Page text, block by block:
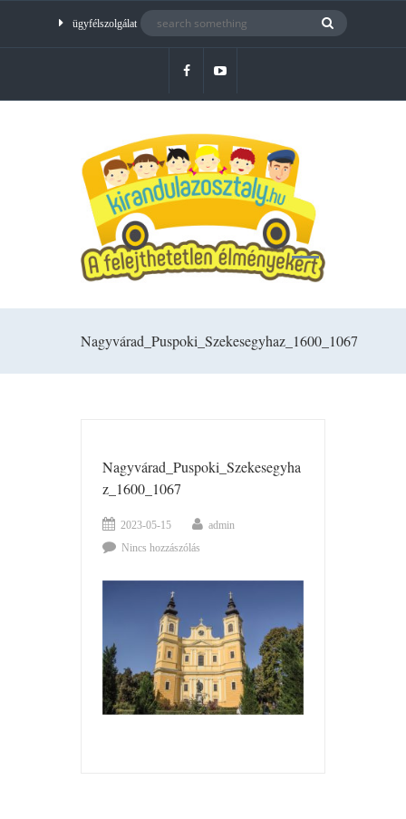
ügyfélszolgálat
Nagyvárad_Puspoki_Szekesegyhaz_1600_1067
Nagyvárad_Puspoki_Szekesegyha
z_1600_1067
2023-05-15
admin
Nincs hozzászólás